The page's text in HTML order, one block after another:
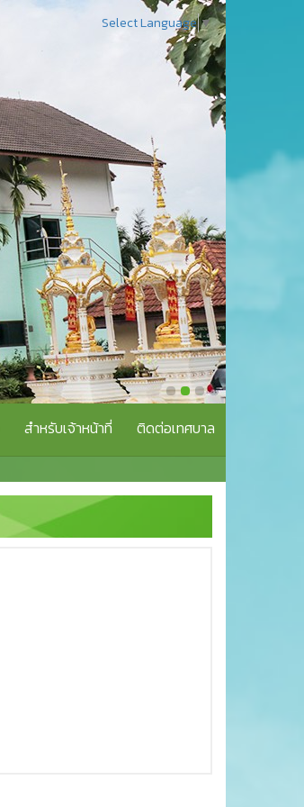
สำหรับเจ้าหน้าที่ ติดต่อเทศบาล
Select Language▼